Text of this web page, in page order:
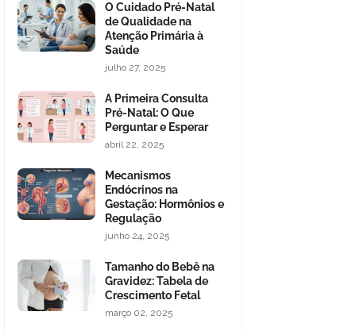
O Cuidado Pré-Natal
de Qualidade na
Atenção Primária à
Saúde
julho 27, 2025
A Primeira Consulta
Pré-Natal: O Que
Perguntar e Esperar
abril 22, 2025
Mecanismos
Endócrinos na
Gestação: Hormônios e
Regulação
junho 24, 2025
Tamanho do Bebê na
Gravidez: Tabela de
Crescimento Fetal
março 02, 2025